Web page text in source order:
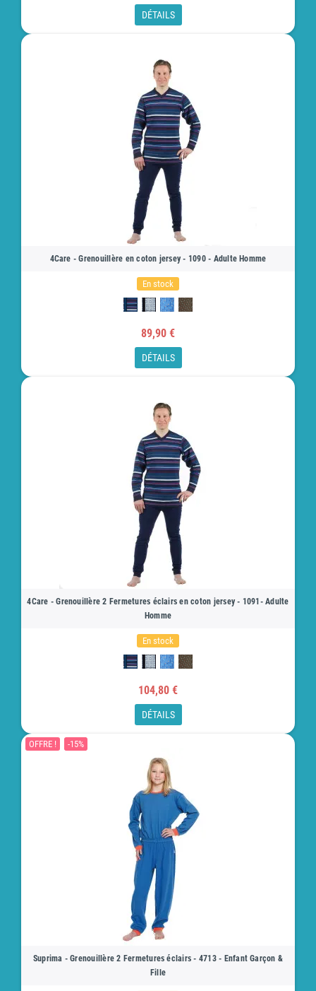
DÉTAILS
4Care - Grenouillère en coton jersey - 1090 - Adulte Homme
En stock
89,90 €
DÉTAILS
4Care - Grenouillère 2 Fermetures éclairs en coton jersey - 1091- Adulte
Homme
En stock
104,80 €
DÉTAILS
OFFRE ! -15%
Suprima - Grenouillère 2 Fermetures éclairs - 4713 - Enfant Garçon &
Fille